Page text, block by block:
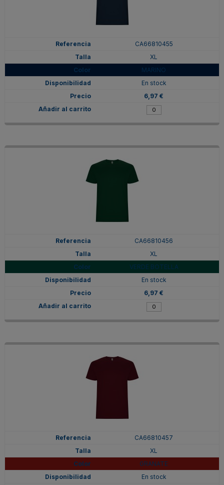
CA66810455
XL
MARINO
En stock
6,97 €
CA66810456
XL
VERDE BOTELLA
En stock
6,97 €
CA66810457
XL
GRANATE
En stock